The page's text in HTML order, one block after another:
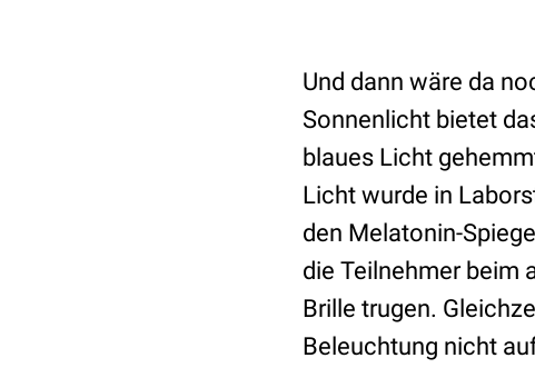
Und dann wäre da
Sonnenlicht bietet
blaues Licht
Licht wurde in
den Melatonin-
die Teilnehmer beim
Brille trugen.
Beleuchtung nicht